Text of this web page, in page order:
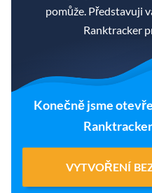
pomůže. Představuji
Ranktracker
Konečně jsme
VYTVOŘENÍ